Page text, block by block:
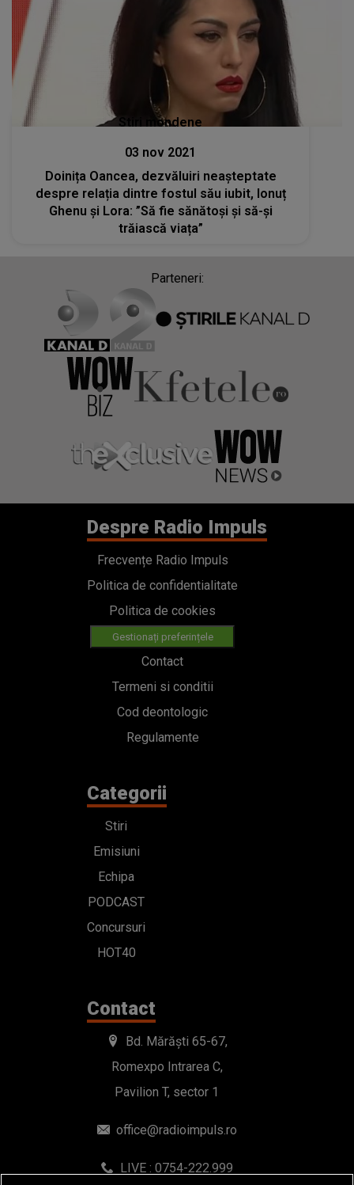
Stiri mondene
03 nov 2021
Doinița Oancea, dezvăluiri neașteptate
despre relația dintre fostul său iubit, Ionuț
Ghenu și Lora: ”Să fie sănătoși și să-și
trăiască viața”
Parteneri:
Despre Radio Impuls
Frecvențe Radio Impuls
Politica de confidentialitate
Politica de cookies
Gestionați preferințele
Contact
Termeni si conditii
Cod deontologic
Regulamente
Categorii
Stiri
Emisiuni
Echipa
PODCAST
Concursuri
HOT40
Contact
Bd. Mărăști 65-67,
Romexpo Intrarea C,
Pavilion T, sector 1
office@radioimpuls.ro
LIVE : 0754-222.999